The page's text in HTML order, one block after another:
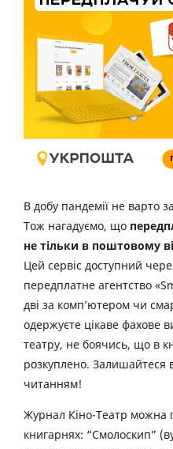
В добу пандемії не варто
Тож нагадуємо, що
не тільки в поштовому
Цей сервіс доступний
передплатне агентство
дві за комп’ютером чи
одержуєте цікаве фахове
театру, не боячись, що в
розкуплено. Залишайтеся
читанням!
Журнал Кіно-Театр можна
книгарнях: “Смолоскип”